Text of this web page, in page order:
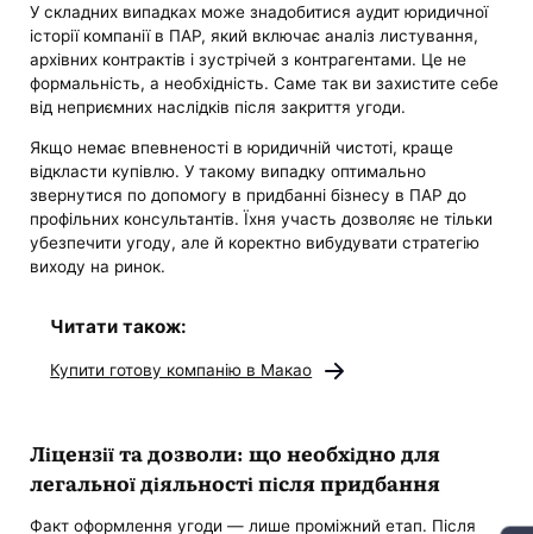
У складних випадках може знадобитися аудит юридичної
історії компанії в ПАР, який включає аналіз листування,
архівних контрактів і зустрічей з контрагентами. Це не
формальність, а необхідність. Саме так ви захистите себе
від неприємних наслідків після закриття угоди.
Якщо немає впевненості в юридичній чистоті, краще
відкласти купівлю. У такому випадку оптимально
звернутися по допомогу в придбанні бізнесу в ПАР до
профільних консультантів. Їхня участь дозволяє не тільки
убезпечити угоду, але й коректно вибудувати стратегію
виходу на ринок.
Читати також:
Купити готову компанію в Макао
Ліцензії та дозволи: що необхідно для
легальної діяльності після придбання
Факт оформлення угоди — лише проміжний етап. Після